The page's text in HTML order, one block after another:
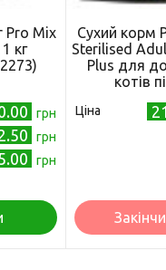
Pro Mix
кг
грн
грн
грн
Сухий корм
Sterilised
Plus для
котів
Ціна